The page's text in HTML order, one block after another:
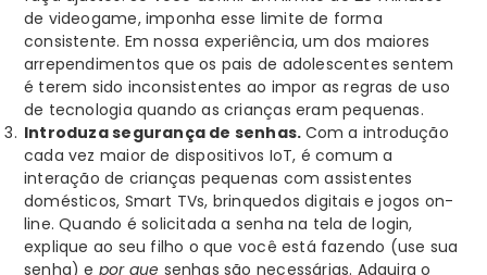
de videogame, imponha esse limite de forma
consistente. Em nossa experiência, um dos maiores
arrependimentos que os pais de adolescentes sentem
é terem sido inconsistentes ao impor as regras de uso
de tecnologia quando as crianças eram pequenas.
Introduza segurança de senhas. Com a introdução
cada vez maior de dispositivos IoT, é comum a
interação de crianças pequenas com assistentes
domésticos, Smart TVs, brinquedos digitais e jogos on-
line. Quando é solicitada a senha na tela de login,
explique ao seu filho o que você está fazendo (use sua
senha) e por que senhas são necessárias. Adquira o